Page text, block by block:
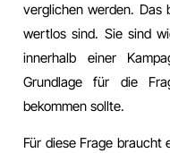
verglichen werden. Das
wertlos sind. Sie sind
innerhalb einer
Grundlage für die
bekommen sollte.
Für diese Frage